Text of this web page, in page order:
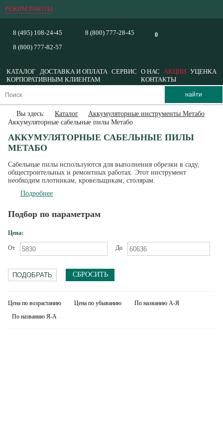
РЕЖИМ РАБОТЫ
0
8 (495) 108-24-45
8 (800) 777-82-57
8 (800) 777-28-45
КАТАЛОГ ДОСТАВКА И ОПЛАТА СЕРВИС О НАС АКЦИИ УЦЕНКА
КОРПОРАТИВНЫМ КЛИЕНТАМ
КОНТАКТЫ
Вы здесь: Каталог
Аккумуляторные инструменты Метабо
Аккумуляторные сабельные пилы Метабо
АККУМУЛЯТОРНЫЕ САБЕЛЬНЫЕ ПИЛЫ
МЕТАБО
Сабельные пилы используются для выполнения обрезки в саду,
общестроительных и ремонтных работах. Этот инструмент
необходим плотникам, кровельщикам, столярам.
Подробнее
Подбор по параметрам
Цена:
От До
СБРОСИТЬ
Цена по возрастанию Цена по убыванию
По названию А-Я
По названию Я-А